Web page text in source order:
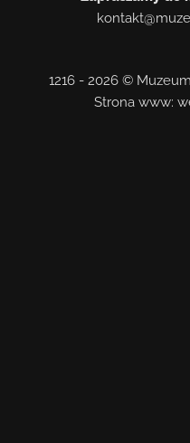
1216 - 2026 ©
Strona www: